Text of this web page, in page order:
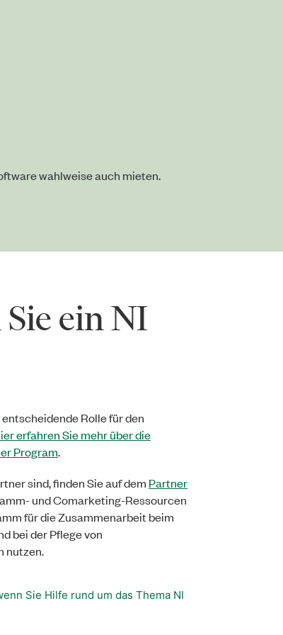
wahlweise auch mieten.
ein NI
Rolle für den
erfahren Sie mehr über die
Program.
sind, finden Sie auf dem Partner
und Comarketing-Ressourcen
für die Zusammenarbeit beim
bei der Pflege von
nutzen.
Sie Hilfe rund um das Thema NI